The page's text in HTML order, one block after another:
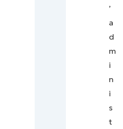
’
a
d
m
i
n
i
s
t